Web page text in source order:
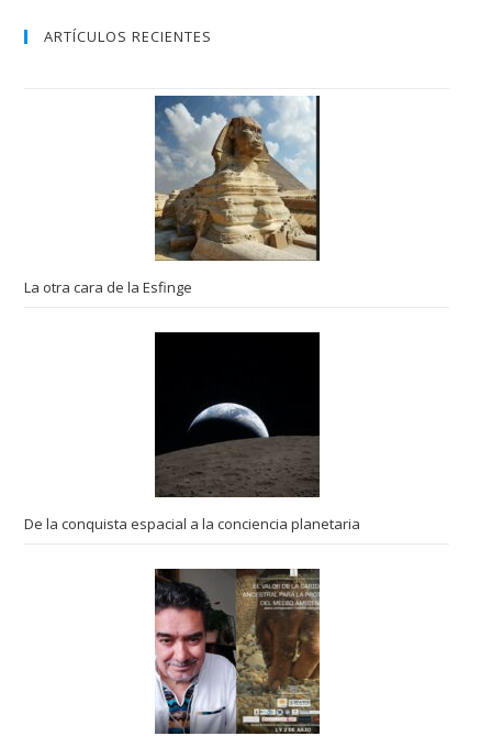
ARTÍCULOS RECIENTES
La otra cara de la Esfinge
De la conquista espacial a la conciencia planetaria